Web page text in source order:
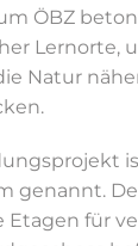
ÖBZ
Lernorte,
Natur
genannt.
Etagen für